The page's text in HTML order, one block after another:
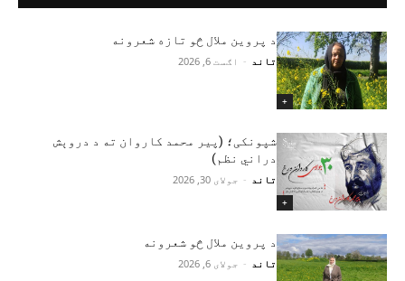
+
د پروین ملال څو تازه شعرونه
تاند - اګست 6, 2026
+
شپونکی؛ (پير محمد کاروان ته د دروېش
دراني نظم)
تاند - جولای 30, 2026
د پروین ملال څو شعرونه
تاند - جولای 6, 2026